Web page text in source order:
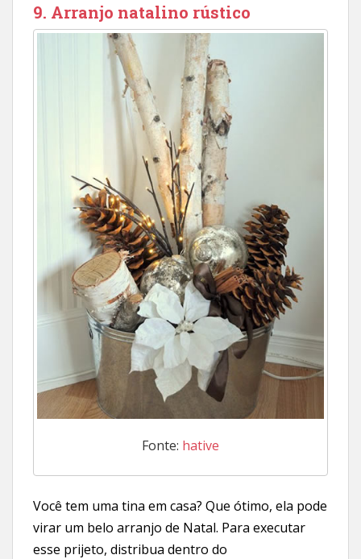
9. Arranjo natalino rústico
Fonte: hative
Você tem uma tina em casa? Que ótimo, ela pode
virar um belo arranjo de Natal. Para executar
esse prijeto, distribua dentro do